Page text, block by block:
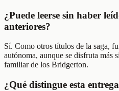
¿Puede leerse sin haber
anteriores?
Sí. Como otros títulos de la saga,
autónoma, aunque se disfruta más
familiar de los Bridgerton.
¿Qué distingue esta